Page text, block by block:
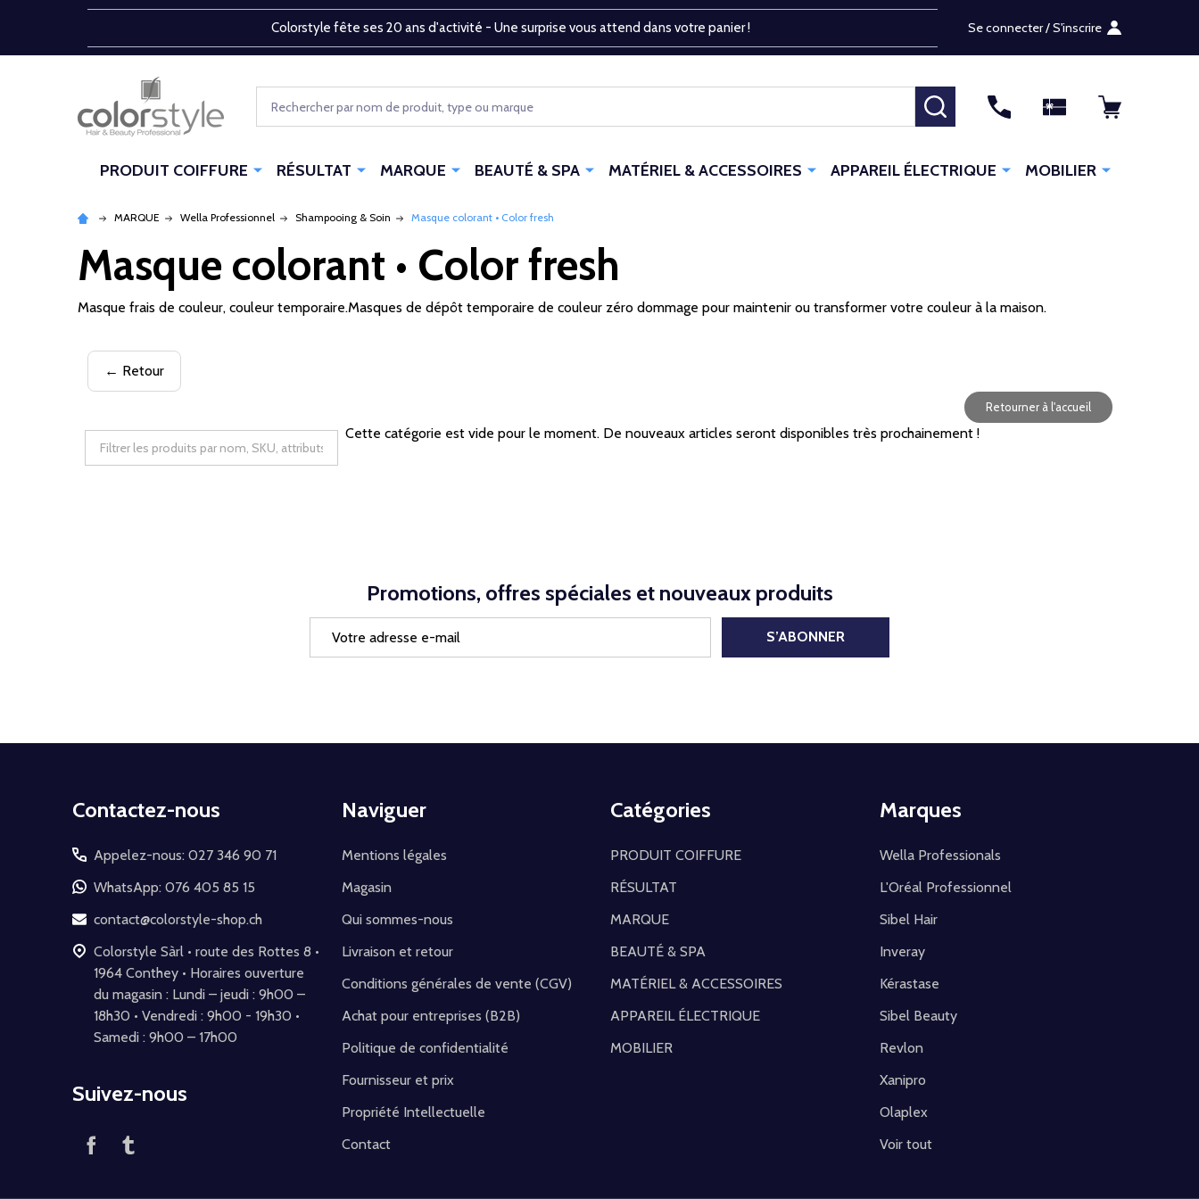
Colorstyle fête ses 20 ans d'activité - Une surprise vous attend dans votre panier ! Se connecter / S'inscrire
RECHERCHER
PRODUIT COIFFURE RÉSULTAT MARQUE BEAUTÉ & SPA MATÉRIEL & ACCESSOIRES APPAREIL ÉLECTRIQUE MOBILIER
MARQUE Wella Professionnel Shampooing & Soin Masque colorant • Color fresh
Masque colorant • Color fresh
Masque frais de couleur, couleur temporaire.Masques de dépôt temporaire de couleur zéro dommage pour maintenir ou transformer votre couleur à la maison.
← Retour
Retourner à l'accueil
Cette catégorie est vide pour le moment. De nouveaux articles seront disponibles très prochainement !
Promotions, offres spéciales et nouveaux produits
S’ABONNER
Contactez-nous
Appelez-nous: 027 346 90 71
WhatsApp: 076 405 85 15
contact@colorstyle-shop.ch
Colorstyle Sàrl • route des Rottes 8 •
1964 Conthey • Horaires ouverture
du magasin : Lundi – jeudi : 9h00 –
18h30 • Vendredi : 9h00 - 19h30 •
Samedi : 9h00 – 17h00
Suivez-nous
Naviguer
Mentions légales
Magasin
Qui sommes-nous
Livraison et retour
Conditions générales de vente (CGV)
Achat pour entreprises (B2B)
Politique de confidentialité
Fournisseur et prix
Propriété Intellectuelle
Contact
Catégories
PRODUIT COIFFURE
RÉSULTAT
MARQUE
BEAUTÉ & SPA
MATÉRIEL & ACCESSOIRES
APPAREIL ÉLECTRIQUE
MOBILIER
Marques
Wella Professionals
L'Oréal Professionnel
Sibel Hair
Inveray
Kérastase
Sibel Beauty
Revlon
Xanipro
Olaplex
Voir tout